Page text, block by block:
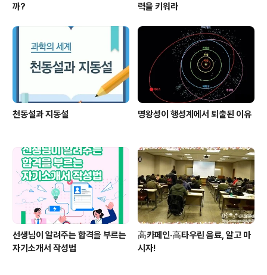
까?
력을 키워라
천동설과 지동설 명왕성이 행성계에서 퇴출된 이유
선생님이 알려주는 합격을 부르는
자기소개서 작성법
高카페인·高타우린 음료, 알고 마
시자!